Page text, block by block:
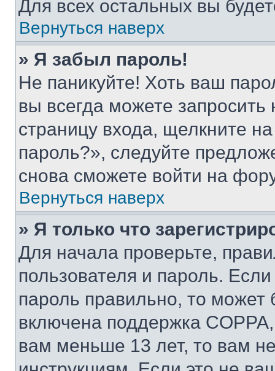
Для всех остальных вы
Вернуться наверх
» Я забыл пароль!
Не паникуйте! Хоть ваш
вы всегда можете
страницу входа, щелкните
пароль?», следуйте
снова сможете войти на
Вернуться наверх
» Я только что
Для начала проверьте,
пользователя и пароль.
пароль правильно, то может
включена поддержка
вам меньше 13 лет, то вам